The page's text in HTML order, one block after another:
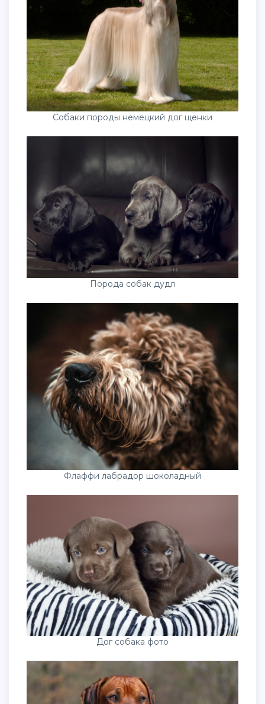
Собаки породы немецкий дог щенки
Порода собак дудл
Флаффи лабрадор шоколадный
Дог собака фото